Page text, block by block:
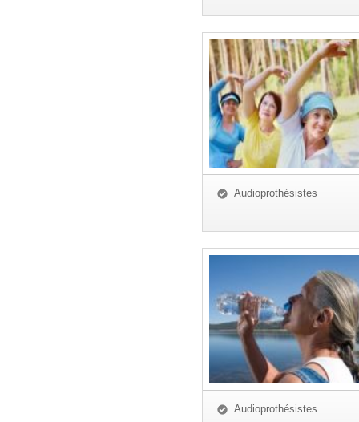
Audioprothésistes
Audioprothésistes